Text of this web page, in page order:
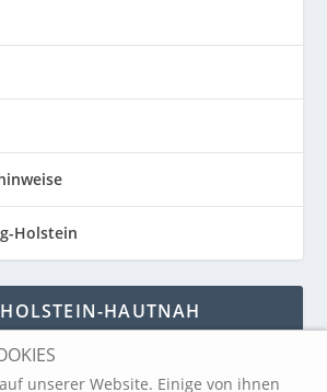
Holstein
HAUTNAH
Hautnah
unserer Website. Einige von ihnen